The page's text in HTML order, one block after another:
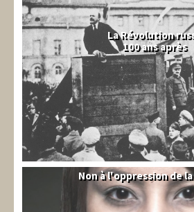
La Révolution
100 ans après
Syrie
Non à l'oppression de